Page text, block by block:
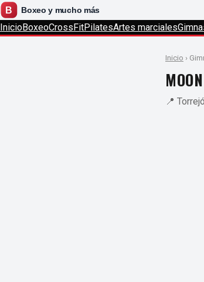
InicioBoxeoCrossFitPilatesArtes marciales
Inicio ›
📍